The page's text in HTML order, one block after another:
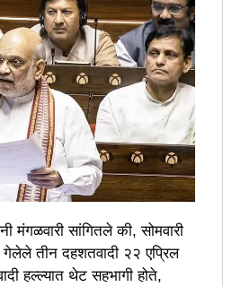
मंगळवारी सांगितले की, सोमवारी
तीन दहशतवादी २२ एप्रिल
हल्ल्यात थेट सहभागी होते,